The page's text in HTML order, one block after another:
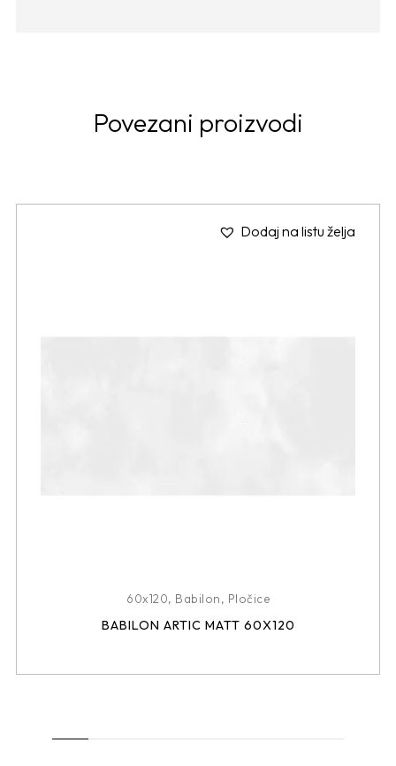
Povezani proizvodi
Dodaj na listu želja
60x120, Babilon, Pločice
BABILON ARTIC MATT 60X120